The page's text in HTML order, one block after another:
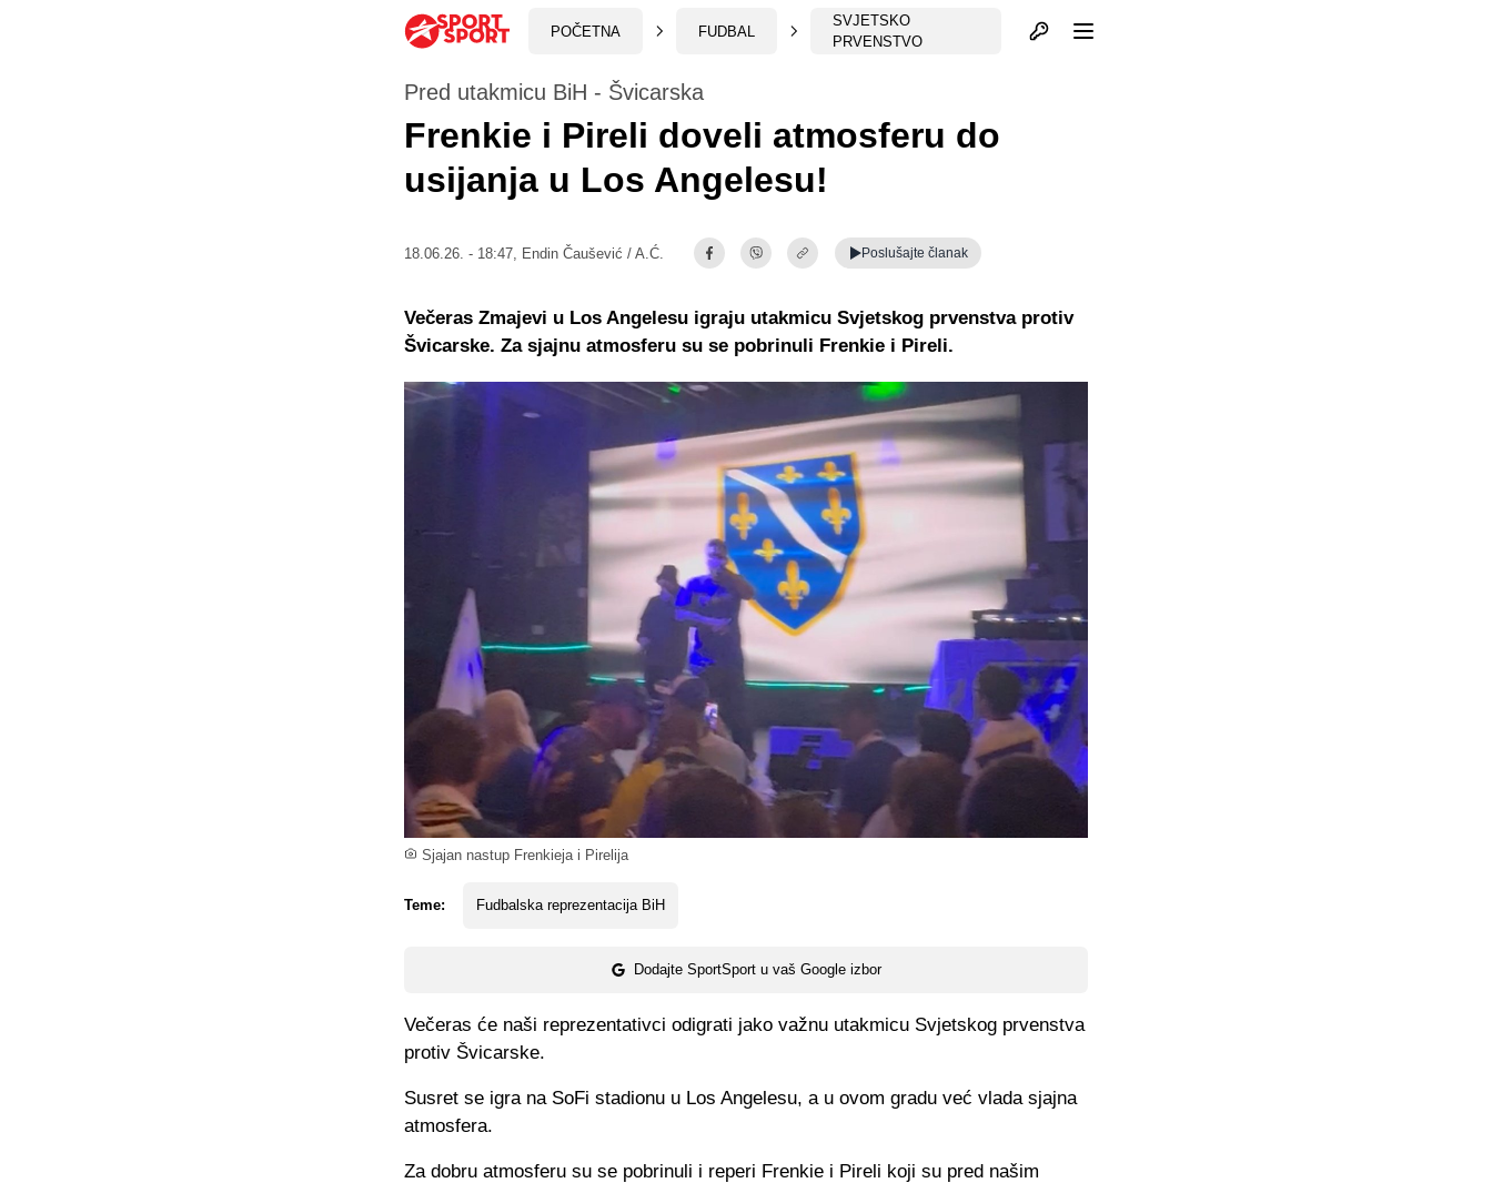
POČETNA FUDBAL
SVJETSKO
PRVENSTVO
Otvori profil
Sjajan nastup Frenkieja i Pirelija
Pred utakmicu BiH - Švicarska
Frenkie i Pireli doveli atmosferu do
usijanja u Los Angelesu!
18.06.26. - 18:47, Endin Čaušević / A.Ć. Poslušajte članak
Teme: Fudbalska reprezentacija BiH
Dodajte SportSport u vaš Google izbor
Večeras Zmajevi u Los Angelesu igraju utakmicu Svjetskog prvenstva protiv
Švicarske. Za sjajnu atmosferu su se pobrinuli Frenkie i Pireli.
Večeras će naši reprezentativci odigrati jako važnu utakmicu Svjetskog prvenstva
protiv Švicarske.
Susret se igra na SoFi stadionu u Los Angelesu, a u ovom gradu već vlada sjajna
atmosfera.
Za dobru atmosferu su se pobrinuli i reperi Frenkie i Pireli koji su pred našim